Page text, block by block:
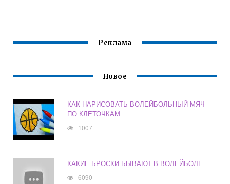
Реклама
Новое
КАК НАРИСОВАТЬ ВОЛЕЙБОЛЬНЫЙ МЯЧ
ПО КЛЕТОЧКАМ
1007
КАКИЕ БРОСКИ БЫВАЮТ В ВОЛЕЙБОЛЕ
6090